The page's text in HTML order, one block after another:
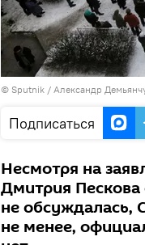
© Sputnik / Александр
Подписаться
Несмотря на
Дмитрия
не
не менее,